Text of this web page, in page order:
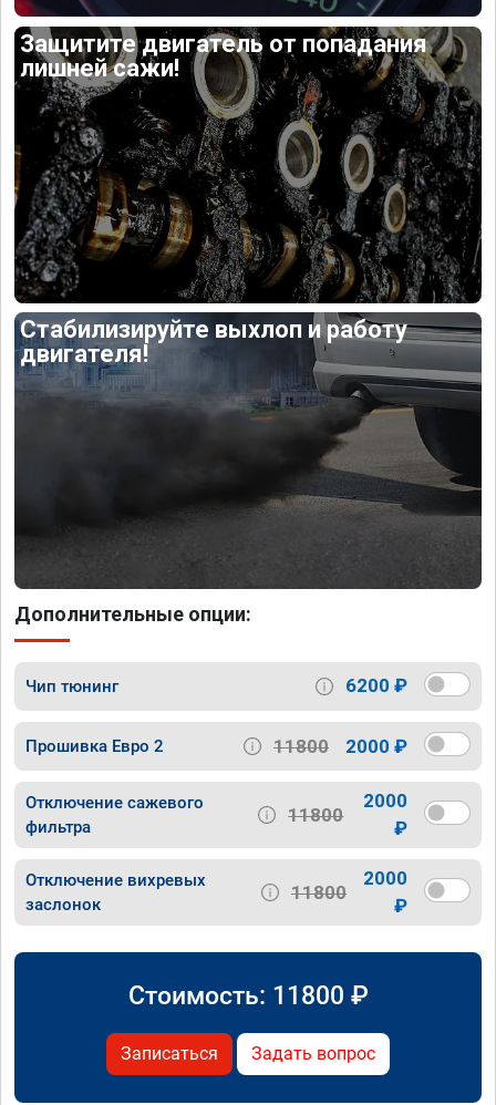
Защитите двигатель от попадания
лишней сажи!
Стабилизируйте выхлоп и работу
двигателя!
Дополнительные опции:
Чип тюнинг 6200 ₽
Прошивка Евро 2 11800 2000 ₽
Отключение сажевого
фильтра
11800
2000
₽
Отключение вихревых
заслонок
11800
2000
₽
Стоимость: 11800 ₽
Записаться Задать вопрос